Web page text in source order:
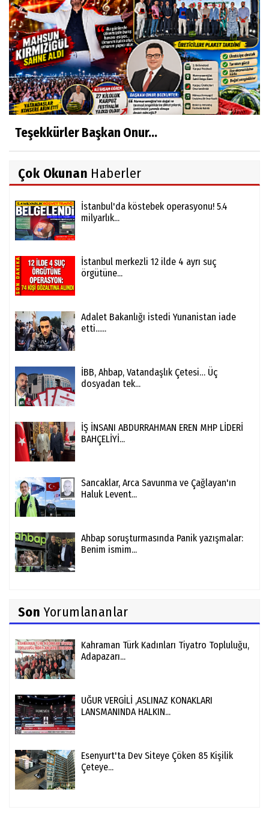
Teşekkürler Başkan Onur...
Çok Okunan Haberler
İstanbul'da köstebek operasyonu! 5.4
milyarlık...
İstanbul merkezli 12 ilde 4 ayrı suç
örgütüne...
Adalet Bakanlığı istedi Yunanistan iade
etti......
İBB, Ahbap, Vatandaşlık Çetesi… Üç
dosyadan tek...
İŞ İNSANI ABDURRAHMAN EREN MHP LİDERİ
BAHÇELİYİ...
Sancaklar, Arca Savunma ve Çağlayan'ın
Haluk Levent...
Ahbap soruşturmasında Panik yazışmalar:
Benim ismim...
Son Yorumlananlar
Kahraman Türk Kadınları Tiyatro Topluluğu,
Adapazarı...
UĞUR VERGİLİ ,ASLINAZ KONAKLARI
LANSMANINDA HALKIN...
Esenyurt'ta Dev Siteye Çöken 85 Kişilik
Çeteye...